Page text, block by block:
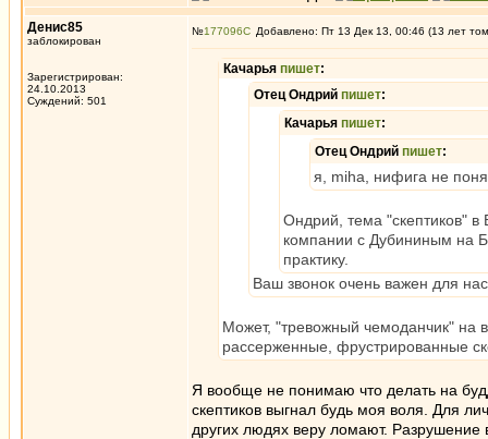
Денис85
заблокирован
Зарегистрирован:
24.10.2013
Суждений: 501
№177096 Добавлено: Пт 13 Дек 13, 00:46 (13 лет
Качарья пишет:
Отец Ондрий пишет:
Качарья пишет:
Отец Ондрий пишет:
я, miha, нифига не
Ондрий, тема "скептиков" в
компании с Дубининым на
практику.
Ваш звонок очень важен для
Может, "тревожный чемоданчик" на
рассерженные, фрустрированные
Я вообще не понимаю что делать на
скептиков выгнал будь моя воля. Для
других людях веру ломают.